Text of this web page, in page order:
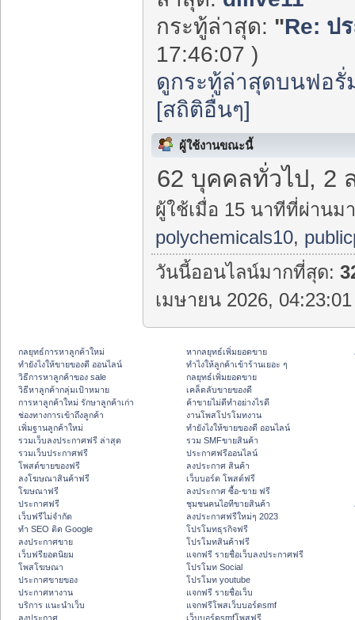
กระทู้ล่าสุด: "Re: ป
17:46:07 )
ดูกระทู้ล่าสุดบนฟอรั่
[สถิติอื่นๆ]
ผู้ใช้งานขณะนี้
62 บุคคลทั่วไป, 2
ผู้ใช้เมื่อ 15 นาทีที่ผ่านม
polychemicals10,
วันนี้ออนไลน์มากที่สุด:
เมษายน 2026,
กลยุทธ์การหาลูกค้าใหม่
ทํายังไงให้ขายของดี ออนไลน์
วิธีการหาลูกค้าของ sale
วิธีหาลูกค้ากลุ่มเป้าหมาย
การหาลูกค้าใหม่ รักษาลูกค้าเก่า
ช่องทางการเข้าถึงลูกค้า
เพิ่มฐานลูกค้าใหม่
รวมเว็บลงประกาศฟรี ล่าสุด
รวมเว็บประกาศฟรี
โพสต์ขายของฟรี
ลงโฆษณาสินค้าฟรี
โฆษณาฟรี
ประกาศฟรี
เว็บฟรีไม่จำกัด
ทำ SEO ติด Google
ลงประกาศขาย
เว็บฟรียอดนิยม
โพสโฆษณา
ประกาศขายของ
ประกาศหางาน
บริการ แนะนำเว็บ
ลงประกาศ
หากลยุทธ์เพิ่มยอดขาย
ทําไงให้ลูกค้าเข้าร้านเยอะ ๆ
กลยุทธ์เพิ่มยอดขาย
เคล็ดลับขายของดี
ค้าขายไม่ดีทำอย่างไรดี
งานโพสโปรโมทงาน
ทํายังไงให้ขายของดี ออนไลน์
รวม SMFขายสินค้า
ประกาศฟรีออนไลน์
ลงประกาศ สินค้า
เว็บบอร์ด โพสต์ฟรี
ลงประกาศ ซื้อ-ขาย ฟรี
ชุมชนคนไอทีขายสินค้า
ลงประกาศฟรีใหม่ๆ 2023
โปรโมทธุรกิจฟรี
โปรโมทสินค้าฟรี
แจกฟรี รายชื่อเว็บลงประกาศฟรี
โปรโมท Social
โปรโมท youtube
แจกฟรี รายชื่อเว็บ
แจกฟรีโพสเว็บบอร์ดsmf
เว็บบอร์ดsmfโพสฟรี